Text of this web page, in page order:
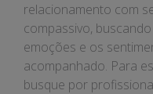
relacionamento com
compassivo,
emoções e os
acompanhado. Para
busque por